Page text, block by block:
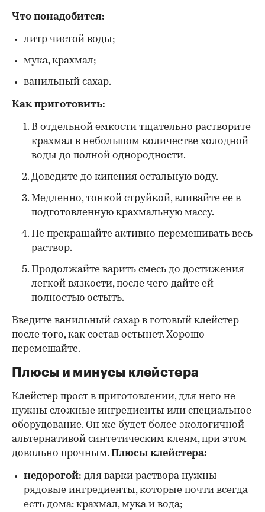
Что понадобится:
литр чистой воды;
мука, крахмал;
ванильный сахар.
Как приготовить:
В отдельной емкости тщательно растворите
крахмал в небольшом количестве холодной
воды до полной однородности.
Доведите до кипения остальную воду.
Медленно, тонкой струйкой, вливайте ее в
подготовленную крахмальную массу.
Не прекращайте активно перемешивать весь
раствор.
Продолжайте варить смесь до достижения
легкой вязкости, после чего дайте ей
полностью остыть.
Введите ванильный сахар в готовый клейстер
после того, как состав остынет. Хорошо
перемешайте.
Плюсы и минусы клейстера
Клейстер прост в приготовлении, для него не
нужны сложные ингредиенты или специальное
оборудование. Он же будет более экологичной
альтернативой синтетическим клеям, при этом
довольно прочным. Плюсы клейстера:
недорогой: для варки раствора нужны
рядовые ингредиенты, которые почти всегда
есть дома: крахмал, мука и вода;